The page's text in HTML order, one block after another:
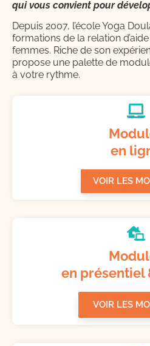
qui vous convient pour
Depuis 2007, l’école Yoga
formations de la relation
femmes. Riche de son
propose une palette de
à votre rythme.
en
VOIR LES
en présentiel
VOIR LES